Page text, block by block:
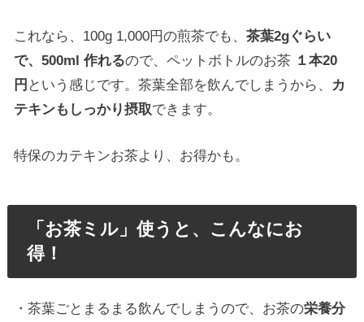
これなら、100g 1,000円の煎茶でも、茶葉2gぐらい
で、500ml 作れるので、ペットボトルのお茶 １本20
円 という感じです。茶葉全部を飲んでしまうから、 カ
テキンもしっかり摂取できます。
特保のカテキンお茶より、お得かも。
「お茶ミル」使うと、こんなにお
得！
・茶葉ごとまるまる飲んでしまうので、お茶の栄養分